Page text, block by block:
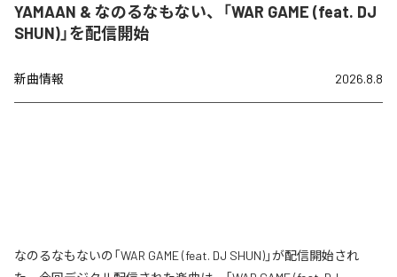
YAMAAN & なのるなもない、「WAR GAME (feat. DJ
SHUN)」を配信開始
新曲情報 2026.8.8
なのるなもないの「WAR GAME (feat. DJ SHUN)」が配信開始され